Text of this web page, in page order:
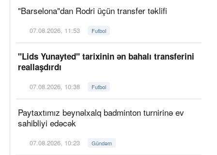
"Barselona"dan Rodri üçün transfer təklifi
07.08.2026, 11:53 Futbol
"Lids Yunayted" tarixinin ən bahalı transferini
reallaşdırdı
07.08.2026, 10:38 Futbol
Paytaxtımız beynəlxalq badminton turnirinə ev
sahibliyi edəcək
07.08.2026, 10:23 Gündəm